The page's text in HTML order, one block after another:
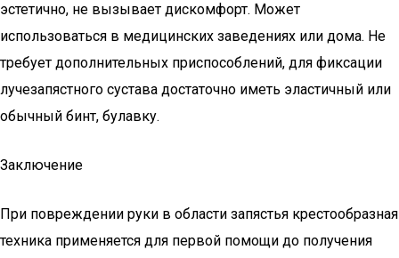
эстетично, не вызывает дискомфорт. Может
использоваться в медицинских заведениях или дома. Не
требует дополнительных приспособлений, для фиксации
лучезапястного сустава достаточно иметь эластичный или
обычный бинт, булавку.
Заключение
При повреждении руки в области запястья крестообразная
техника применяется для первой помощи до получения